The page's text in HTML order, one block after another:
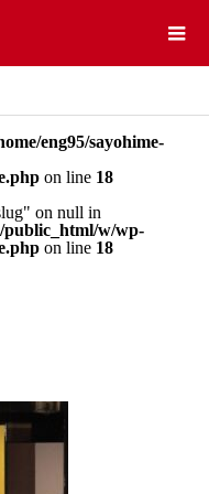
eng95/sayohime-
on line 18
on null in
public_html/w/wp-
on line 18